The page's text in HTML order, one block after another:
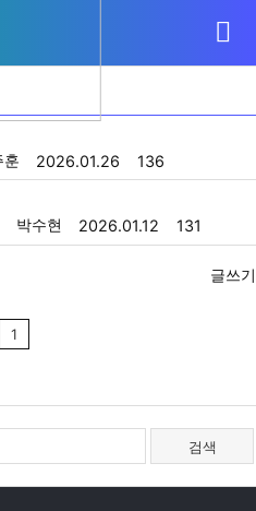
일반 게시판 입니다.
훈 2026.01.26 136
박수현 2026.01.12 131
글쓰기
1